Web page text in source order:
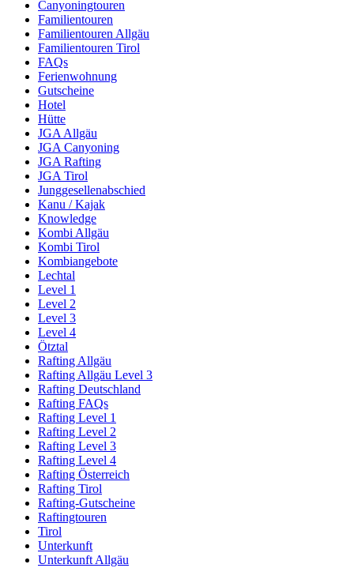
Canyoningtouren
Familientouren
Familientouren Allgäu
Familientouren Tirol
FAQs
Ferienwohnung
Gutscheine
Hotel
Hütte
JGA Allgäu
JGA Canyoning
JGA Rafting
JGA Tirol
Junggesellenabschied
Kanu / Kajak
Knowledge
Kombi Allgäu
Kombi Tirol
Kombiangebote
Lechtal
Level 1
Level 2
Level 3
Level 4
Ötztal
Rafting Allgäu
Rafting Allgäu Level 3
Rafting Deutschland
Rafting FAQs
Rafting Level 1
Rafting Level 2
Rafting Level 3
Rafting Level 4
Rafting Österreich
Rafting Tirol
Rafting-Gutscheine
Raftingtouren
Tirol
Unterkunft
Unterkunft Allgäu